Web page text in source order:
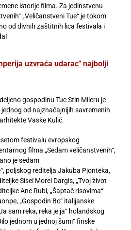
istorije filma. Za jedinstvenu
„Veličanstveni Tue“ je tokom
od divnih zaštitnih lica festivala i
uzvraća udarac" najbolji
gospodinu Tue Stin Mileru je
od najznačajnijih savremenih
Vaske Kulić.
festivalu evropskog
filma „Sedam veličanstvenih“,
je sedam
poljskog reditelja Jakuba Pjonteka,
Sisel Morel Dargis, „Tvoj život
Ane Rubi, „Šaptač risovima“
„Gospodin Bo“ italijanske
sam reka, reka je ja“ holandskog
jednom u jednoj šumi“ finske